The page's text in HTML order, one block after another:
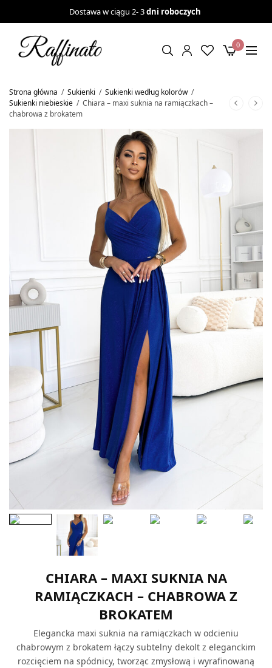
Dostawa w ciągu 2- 3dni roboczych
0
Strona główna / Sukienki / Sukienki według kolorów /
Sukienki niebieskie / Chiara – maxi suknia na ramiączkach –
chabrowa z brokatem
CHIARA – MAXI SUKNIA NA
RAMIĄCZKACH – CHABROWA Z
BROKATEM
Elegancka maxi suknia na ramiączkach w odcieniu
chabrowym z brokatem łączy subtelny dekolt z eleganckim
rozcięciem na spódnicy, tworząc zmysłową i wyrafinowaną